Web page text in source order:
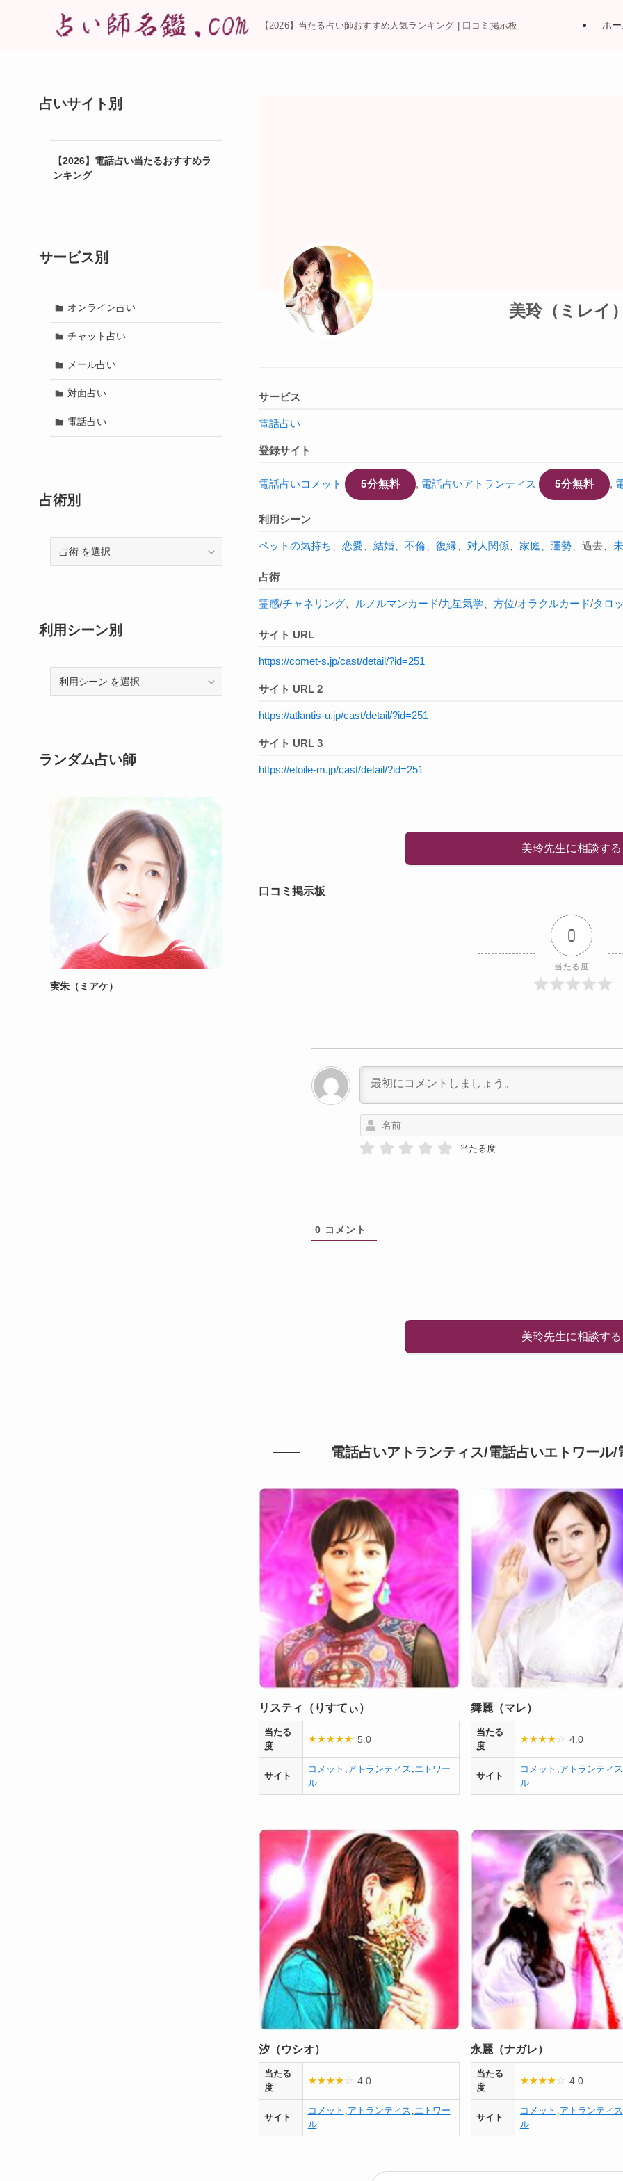
【2026】当たる占い師おすすめ人気ランキング | 口コミ掲示板 ホ
美玲（ミレイ
サービス
電話占い
登録サイト
電話占いコメット 5分無料 , 電話占いアトランティス 5分無料 ,
利用シーン
ペットの気持ち 恋愛 結婚 不倫 復縁 対人関係 家庭 運勢 、過去、
占術
霊感/チャネリング ルノルマンカード/九星気学 方位/オラクルカード/タロ
サイト URL
https://comet-s.jp/cast/detail/?id=251
サイト URL 2
https://atlantis-u.jp/cast/detail/?id=251
サイト URL 3
https://etoile-m.jp/cast/detail/?id=251
美玲先生に相談する
口コミ掲示板
0
当たる度
当たる度
0 コメント
美玲先生に相談する
電話占いアトランティス/電話占いエトワール
リスティ（りすてぃ）
当たる
度
★★★★★ 5.0
サイト
コメット ,アトランティス ,エトワー
ル
舞麗（マレ）
当たる
度
★★★★☆ 4.0
サイト
コメット ,アトランティス
ル
汐（ウシオ）
当たる
度
★★★★☆ 4.0
サイト
コメット ,アトランティス ,エトワー
ル
永麗（ナガレ）
当たる
度
★★★★☆ 4.0
サイト
コメット ,アトランティス
ル
占いサイト別
【2026】電話占い当たるおすすめラ
ンキング
サービス別
オンライン占い
チャット占い
メール占い
対面占い
電話占い
占術別
術
利用シーン別
ランダム占い師
実朱（ミアケ）